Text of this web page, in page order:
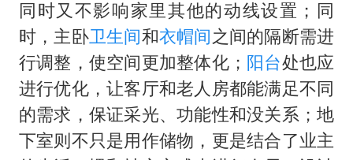
一楼：
地下室：